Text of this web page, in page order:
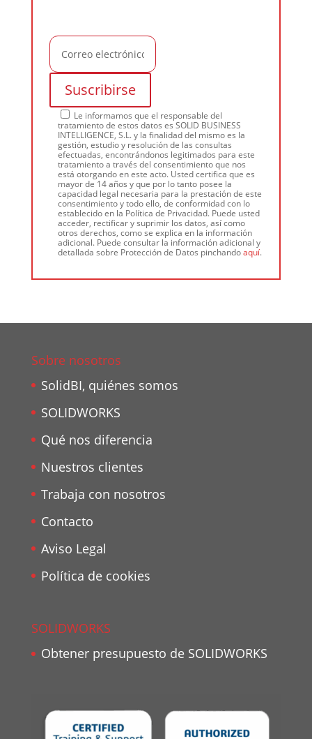
Le informamos que el responsable del
tratamiento de estos datos es SOLID BUSINESS
INTELLIGENCE, S.L. y la finalidad del mismo es la
gestión, estudio y resolución de las consultas
efectuadas, encontrándonos legitimados para este
tratamiento a través del consentimiento que nos
está otorgando en este acto. Usted certifica que es
mayor de 14 años y que por lo tanto posee la
capacidad legal necesaria para la prestación de este
consentimiento y todo ello, de conformidad con lo
establecido en la Política de Privacidad. Puede usted
acceder, rectificar y suprimir los datos, así como
otros derechos, como se explica en la información
adicional. Puede consultar la información adicional y
detallada sobre Protección de Datos pinchandoaquí.
Sobre nosotros
SolidBI, quiénes somos
SOLIDWORKS
Qué nos diferencia
Nuestros clientes
Trabaja con nosotros
Contacto
Aviso Legal
Política de cookies
SOLIDWORKS
Obtener presupuesto de SOLIDWORKS